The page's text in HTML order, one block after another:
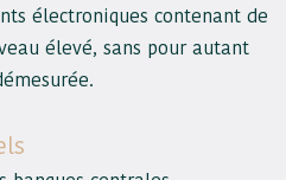
électroniques contenant de
élevé, sans pour autant